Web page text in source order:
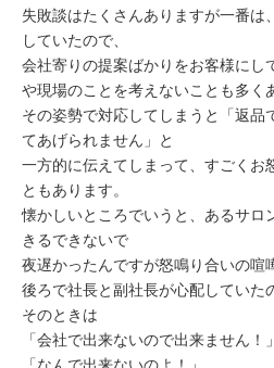
失敗談はたくさんありますが一番は
していたので、
会社寄りの提案ばかりをお客様にし
や現場のことを考えないことも多く
その姿勢で対応してしまうと「返品
てあげられません」と
一方的に伝えてしまって、すごくお
ともあります。
懐かしいところでいうと、あるサロ
きるできないで
夜遅かったんですが怒鳴り合いの喧
後ろで社長と副社長が心配していた
そのときは
「会社で出来ないので出来ません！」